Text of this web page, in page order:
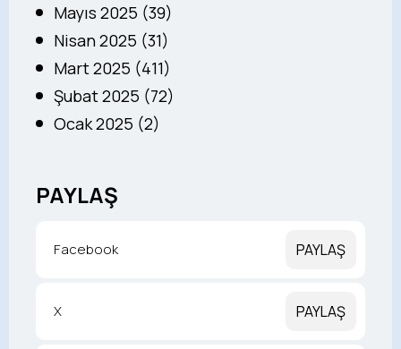
Mayıs 2025 (39)
Nisan 2025 (31)
Mart 2025 (411)
Şubat 2025 (72)
Ocak 2025 (2)
PAYLAŞ
Facebook PAYLAŞ
X PAYLAŞ